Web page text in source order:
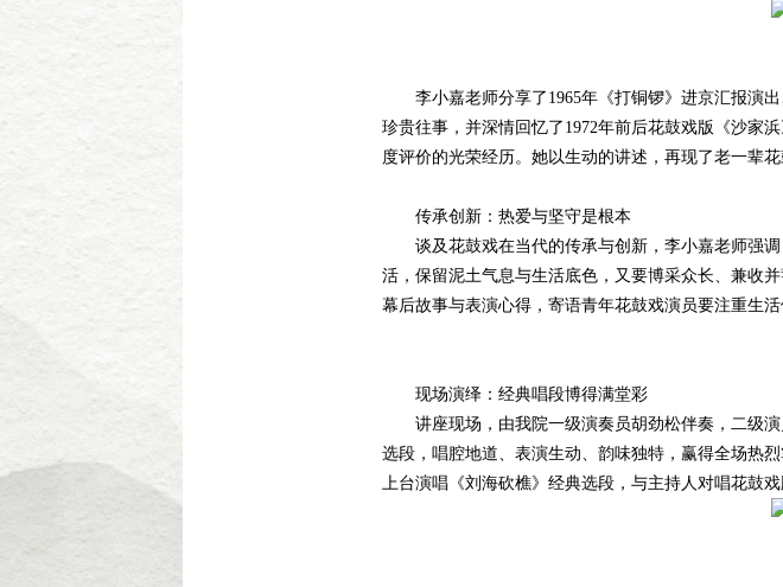
李小嘉老师分享了1965年《打铜锣》进京汇报演出
珍贵往事，并深情回忆了1972年前后花鼓戏版《沙家
度评价的光荣经历。她以生动的讲述，再现了老一辈
传承创新：热爱与坚守是根本
谈及花鼓戏在当代的传承与创新，李小嘉老师强调
活，保留泥土气息与生活底色，又要博采众长、兼收
幕后故事与表演心得，寄语青年花鼓戏演员要注重生
现场演绎：经典唱段博得满堂彩
讲座现场，由我院一级演奏员胡劲松伴奏，二级演
选段，唱腔地道、表演生动、韵味独特，赢得全场热
上台演唱《刘海砍樵》经典选段，与主持人对唱花鼓